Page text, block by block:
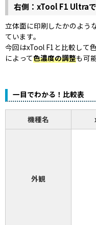
右側：xTool F1 Ultra
立体面に印刷したかのよう
ています。
今回はxTool F1と比較して
によって色濃度の調整も可
一目でわかる！比較表
機種名
外観